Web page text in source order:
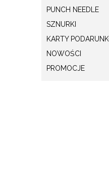
PUNCH NEEDLE
SZNURKI
KARTY
NOWOŚCI
PROMOCJE